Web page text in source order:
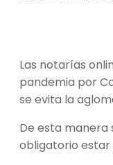
Las notarías
pandemia por
se evita la
De esta manera
obligatorio estar